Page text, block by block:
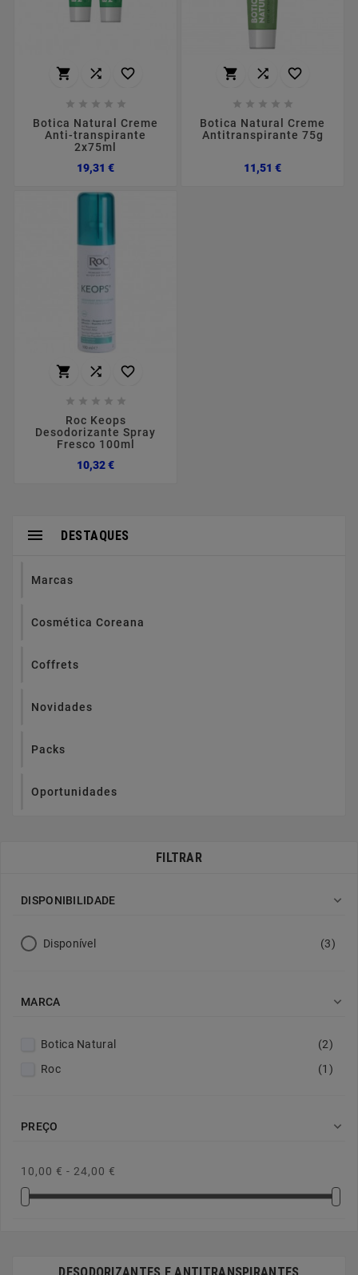
  
    
Botica Natural Creme
Anti-transpirante
2x75ml
19,31 €Preço
  
    
Botica Natural Creme
Antitranspirante 75g
11,51 €Preço
  
    
Roc Keops
Desodorizante Spray
Fresco 100ml
10,32 €Preço
DESTAQUES

Marcas
Cosmética Coreana
Coffrets
Novidades
Packs
Oportunidades
FILTRAR
DISPONIBILIDADE 
Disponível (3)
MARCA 
Botica Natural
(2)
Roc
(1)
PREÇO 
10,00 € - 24,00 €
DESODORIZANTES E ANTITRANSPIRANTES